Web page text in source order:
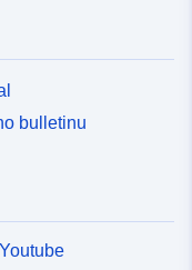
bulletinu
Youtube